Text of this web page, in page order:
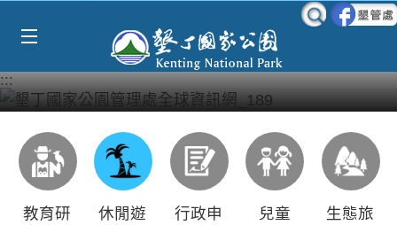
:::
教育研
休閒遊
行政申
兒童
生態旅